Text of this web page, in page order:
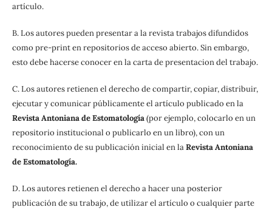
artículo.
B. Los autores pueden presentar a la revista trabajos difundidos
como pre-print en repositorios de acceso abierto. Sin embargo,
esto debe hacerse conocer en la carta de presentacion del trabajo.
C. Los autores retienen el derecho de compartir, copiar, distribuir,
ejecutar y comunicar públicamente el artículo publicado en la
Revista Antoniana de Estomatología(por ejemplo, colocarlo en un
repositorio institucional o publicarlo en un libro), con un
reconocimiento de su publicación inicial en laRevista Antoniana
de Estomatología.
D. Los autores retienen el derecho a hacer una posterior
publicación de su trabajo, de utilizar el artículo o cualquier parte